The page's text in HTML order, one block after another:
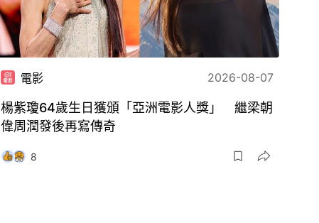
電影 2026-08-07
楊紫瓊64歲生日獲頒「亞洲電影人獎」 繼梁朝
偉周潤發後再寫傳奇
8